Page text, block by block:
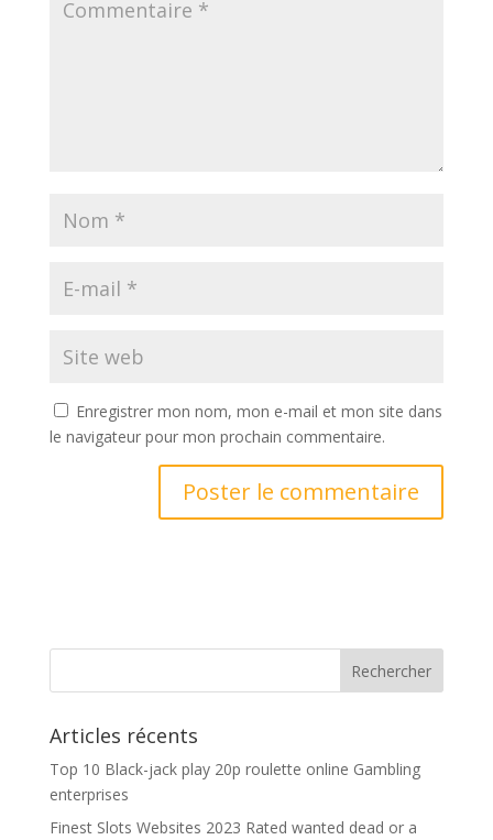
Enregistrer mon nom, mon e-mail et mon site dans
le navigateur pour mon prochain commentaire.
Articles récents
Top 10 Black-jack play 20p roulette online Gambling
enterprises
Finest Slots Websites 2023 Rated wanted dead or a